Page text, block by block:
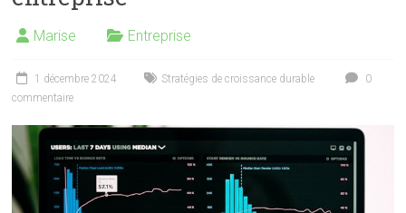
Marise Entreprise
1 décembre 2024 Stratégies de croissance durable
0
commentaire